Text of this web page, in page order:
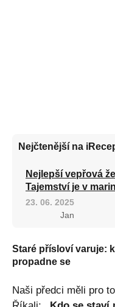
Nejčtenější na
Nejlepší vepřová
Tajemství je v
23. 06. 2025
Jan
Staré přísloví varuje:
propadne se
Naši předci měli pro